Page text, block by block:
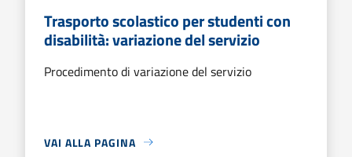
Trasporto scolastico per studenti con
disabilità: variazione del servizio
Procedimento di variazione del servizio
VAI ALLA PAGINA